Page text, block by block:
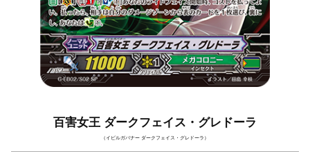
百害女王 ダークフェイス・グレドーラ
（イビルガバナー ダークフェイス・グレドーラ）